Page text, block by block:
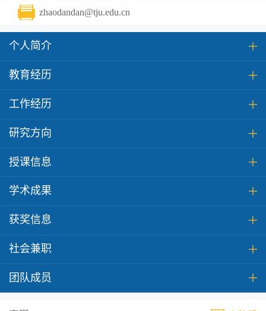
zhaodandan@tju.edu.cn
个人简介
教育经历
工作经历
研究方向
授课信息
学术成果
获奖信息
社会兼职
团队成员